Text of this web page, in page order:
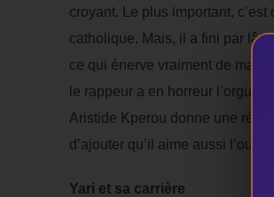
croyant. Le plus important,
catholique. Mais, il a fini par
ce qui énerve vraiment de
le rappeur a en horreur
Aristide Kperou donne une
d’ajouter qu’il aime aussi
Yari et sa carrière